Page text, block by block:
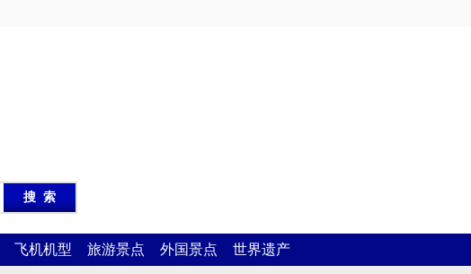
飞机机型 旅游景点 外国景点 世界遗产